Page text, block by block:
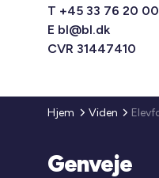
T +45 33 76 20 00
E bl@bl.dk
CVR 31447410
Hjem Viden
Genveje